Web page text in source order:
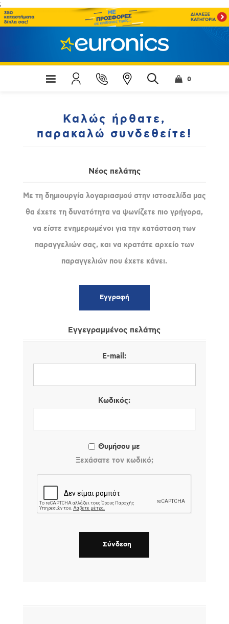
;
0
Καλώς ήρθατε,
παρακαλώ συνδεθείτε!
Νέος πελάτης
Με τη δημιουργία λογαριασμού στην ιστοσελίδα μας
θα έχετε τη δυνατότητα να ψωνίζετε πιο γρήγορα,
να είστε ενημερωμένοι για την κατάσταση των
παραγγελιών σας, και να κρατάτε αρχείο των
παραγγελιών που έχετε κάνει.
Εγγεγραμμένος πελάτης
E-mail:
Κωδικός:
Θυμήσου με
Ξεχάσατε τον κωδικό;